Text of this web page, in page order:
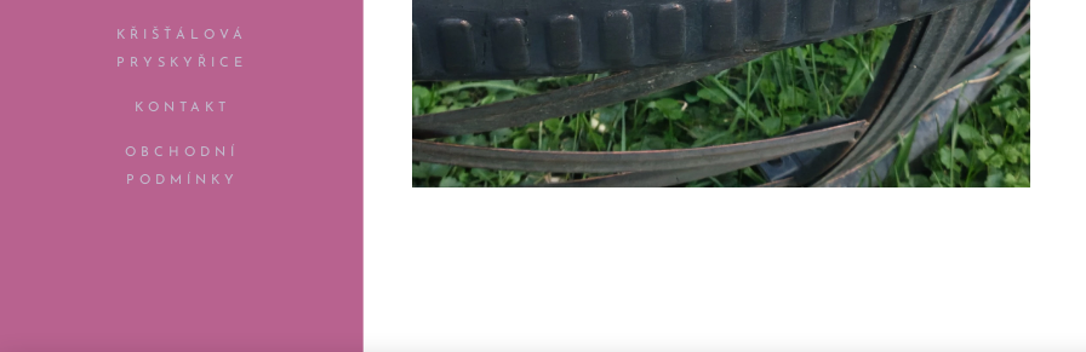
KŘIŠŤÁLOVÁ
PRYSKYŘICE
KONTAKT
OBCHODNÍ
PODMÍNKY